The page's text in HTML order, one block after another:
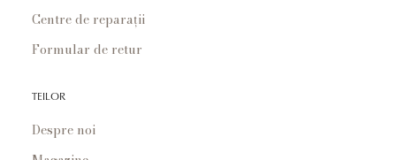
Centre de reparații
Formular de retur
TEILOR
Despre noi